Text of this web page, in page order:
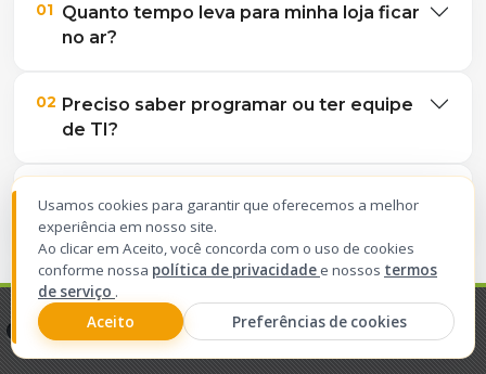
01 Quanto tempo leva para minha loja ficar
no ar?
02 Preciso saber programar ou ter equipe
de TI?
A Loji integra com meu ERP ou sistema
de gestão?
04 Quais formas de pagamento meus
clientes podem usar?
Usamos cookies para garantir que oferecemos a melhor
experiência em nosso site.
Ao clicar em Aceito, você concorda com o uso de cookies
conforme nossa política de privacidadee nossos termos
de serviço .
Aceito
Preferências de cookies
Loji - Marketplace
Levex Tecnologia
GRÁTIS - Google Play
VER